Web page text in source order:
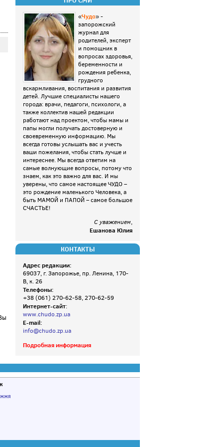
«Чудо» -
запорожский
журнал для
родителей, эксперт
и помощник в
вопросах здоровья,
беременности и
рождения ребенка,
грудного
вскармливания, воспитания и развития
детей. Лучшие специалисты нашего
города: врачи, педагоги, психологи, а
также коллектив нашей редакции
работают над проектом, чтобы мамы и
папы могли получать достоверную и
своевременную информацию. Мы
всегда готовы услышать вас и учесть
ваши пожелания, чтобы стать лучше и
интереснее. Мы всегда ответим на
самые волнующие вопросы, потому что
знаем, как это важно для вас. И мы
уверены, что самое настоящее ЧУДО –
это рождение маленького Человека, а
быть МАМОЙ и ПАПОЙ – самое большое
СЧАСТЬЕ!
С уважением,
Ешанова Юлия
КОНТАКТЫ
Адрес редакции:
69037, г. Запорожье, пр. Ленина, 170-
В, к. 26
Телефоны:
+38 (061) 270-62-58, 270-62-59
Интернет-сайт:
www.chudo.zp.ua
E-mail:
info@chudo.zp.ua
Подробная информация